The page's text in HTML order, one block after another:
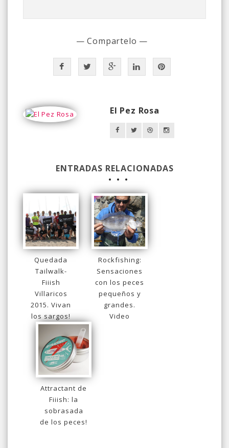
— Compartelo —
El Pez Rosa
ENTRADAS RELACIONADAS
Quedada
Tailwalk-
Fiiish
Villaricos
2015. Vivan
los sargos!
Rockfishing:
Sensaciones
con los peces
pequeños y
grandes.
Video
Attractant de
Fiiish: la
sobrasada
de los peces!